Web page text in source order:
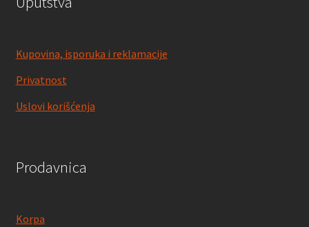
Kupovina, isporuka i reklamacije
Privatnost
Uslovi korišćenja
Prodavnica
Korpa